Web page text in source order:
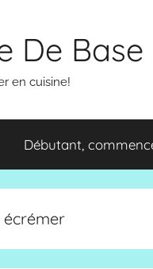
De Base
en cuisine!
Débutant,
écrémer